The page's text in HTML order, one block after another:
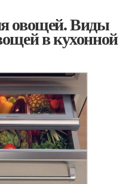
овощей. Виды
в кухонной